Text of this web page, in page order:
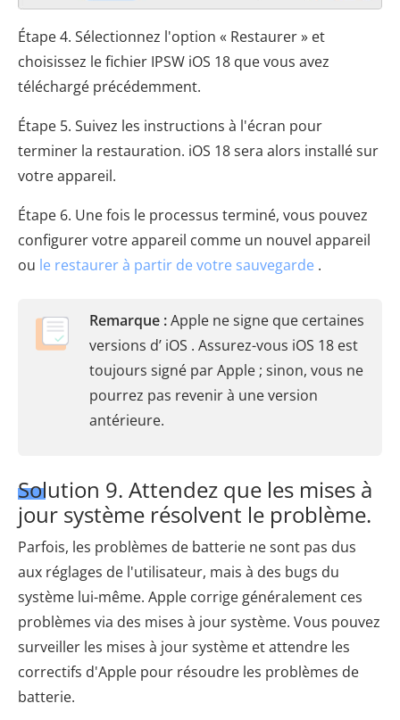
Étape 4. Sélectionnez l'option « Restaurer » et
choisissez le fichier IPSW iOS 18 que vous avez
téléchargé précédemment.
Étape 5. Suivez les instructions à l'écran pour
terminer la restauration. iOS 18 sera alors installé sur
votre appareil.
Étape 6. Une fois le processus terminé, vous pouvez
configurer votre appareil comme un nouvel appareil
ou le restaurer à partir de votre sauvegarde .
Remarque :Apple ne signe que certaines
versions d’ iOS . Assurez-vous iOS 18 est
toujours signé par Apple ; sinon, vous ne
pourrez pas revenir à une version
antérieure.
Solution 9. Attendez que les mises à
jour système résolvent le problème.
Parfois, les problèmes de batterie ne sont pas dus
aux réglages de l'utilisateur, mais à des bugs du
système lui-même. Apple corrige généralement ces
problèmes via des mises à jour système. Vous pouvez
surveiller les mises à jour système et attendre les
correctifs d'Apple pour résoudre les problèmes de
batterie.